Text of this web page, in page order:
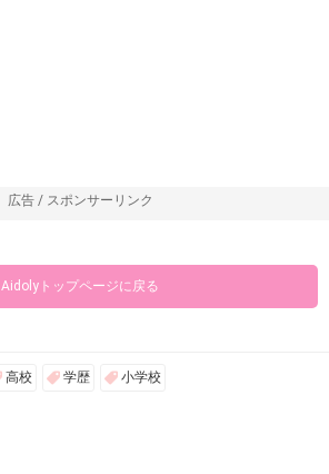
広告 / スポンサーリンク
Aidolyトップページに戻る
高校 学歴 小学校